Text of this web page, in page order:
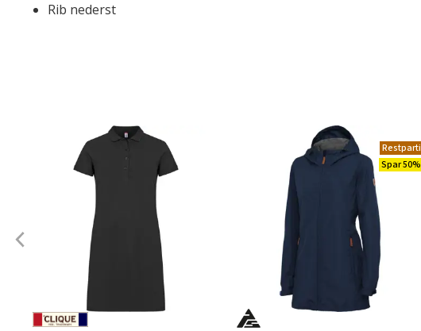
Rib nederst
Restparti
Spar 50%